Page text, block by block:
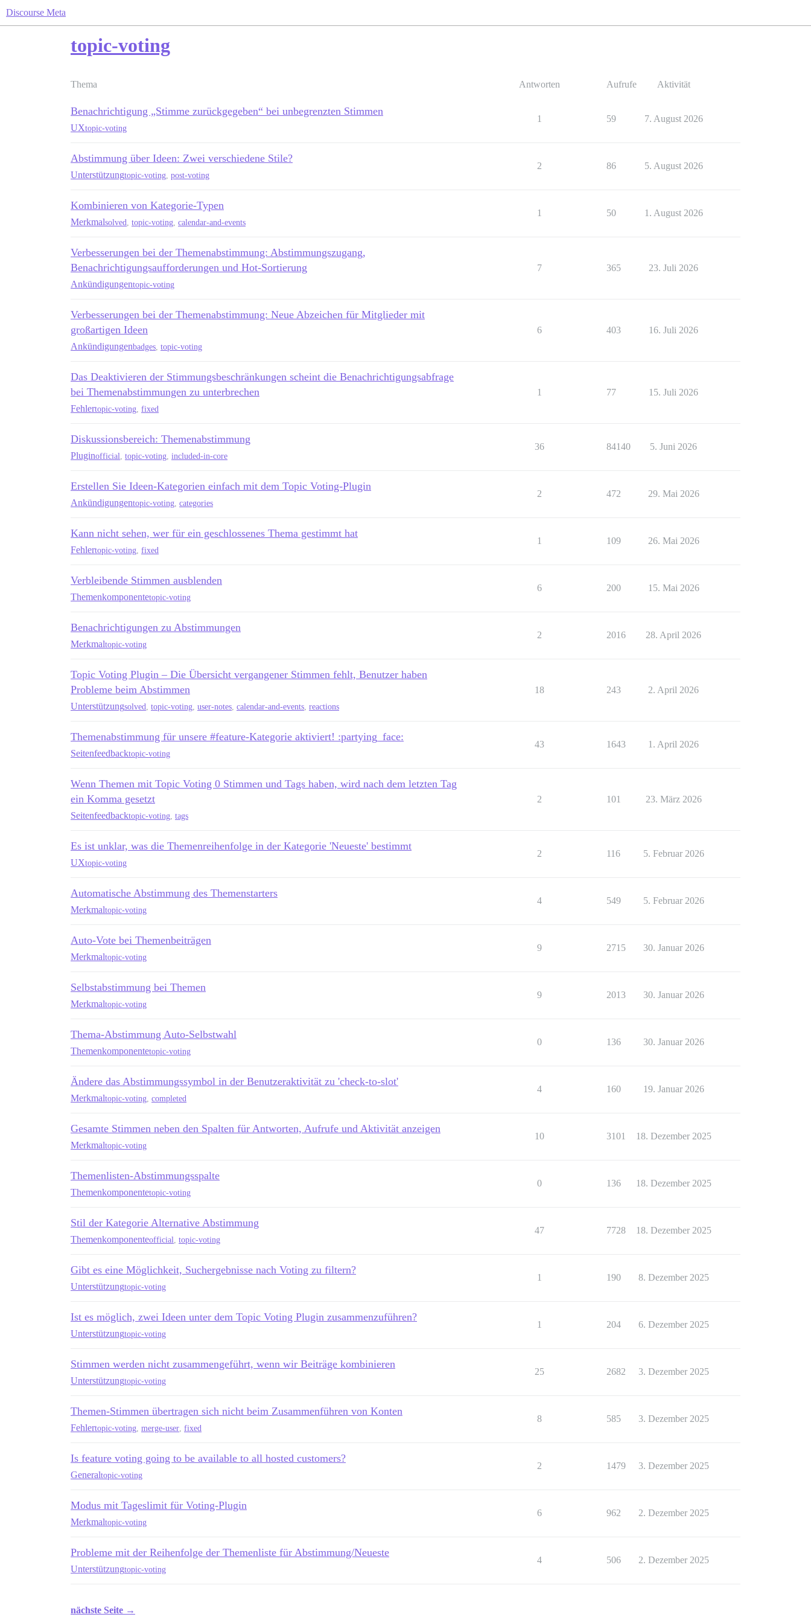
Discourse Meta
topic-voting
Thema Antworten Aufrufe Aktivität
Benachrichtigung „Stimme zurückgegeben“ bei unbegrenzten Stimmen
UXtopic-voting
1 59 7. August 2026
Abstimmung über Ideen: Zwei verschiedene Stile?
Unterstützungtopic-voting post-voting
2 86 5. August 2026
Kombinieren von Kategorie-Typen
Merkmalsolved topic-voting calendar-and-events
1 50 1. August 2026
Verbesserungen bei der Themenabstimmung: Abstimmungszugang,
Benachrichtigungsaufforderungen und Hot-Sortierung
Ankündigungentopic-voting
7 365 23. Juli 2026
Verbesserungen bei der Themenabstimmung: Neue Abzeichen für Mitglieder mit
großartigen Ideen
Ankündigungenbadges topic-voting
6 403 16. Juli 2026
Das Deaktivieren der Stimmungsbeschränkungen scheint die Benachrichtigungsabfrage
bei Themenabstimmungen zu unterbrechen
Fehlertopic-voting fixed
1 77 15. Juli 2026
Diskussionsbereich: Themenabstimmung
Pluginofficial topic-voting included-in-core
36 84140 5. Juni 2026
Erstellen Sie Ideen-Kategorien einfach mit dem Topic Voting-Plugin
Ankündigungentopic-voting categories
2 472 29. Mai 2026
Kann nicht sehen, wer für ein geschlossenes Thema gestimmt hat
Fehlertopic-voting fixed
1 109 26. Mai 2026
Verbleibende Stimmen ausblenden
Themenkomponentetopic-voting
6 200 15. Mai 2026
Benachrichtigungen zu Abstimmungen
Merkmaltopic-voting
2 2016 28. April 2026
Topic Voting Plugin – Die Übersicht vergangener Stimmen fehlt, Benutzer haben
Probleme beim Abstimmen
Unterstützungsolved topic-voting user-notes calendar-and-events reactions
18 243 2. April 2026
Themenabstimmung für unsere #feature-Kategorie aktiviert! :partying_face:
Seitenfeedbacktopic-voting
43 1643 1. April 2026
Wenn Themen mit Topic Voting 0 Stimmen und Tags haben, wird nach dem letzten Tag
ein Komma gesetzt
Seitenfeedbacktopic-voting tags
2 101 23. März 2026
Es ist unklar, was die Themenreihenfolge in der Kategorie 'Neueste' bestimmt
UXtopic-voting
2 116 5. Februar 2026
Automatische Abstimmung des Themenstarters
Merkmaltopic-voting
4 549 5. Februar 2026
Auto-Vote bei Themenbeiträgen
Merkmaltopic-voting
9 2715 30. Januar 2026
Selbstabstimmung bei Themen
Merkmaltopic-voting
9 2013 30. Januar 2026
Thema-Abstimmung Auto-Selbstwahl
Themenkomponentetopic-voting
0 136 30. Januar 2026
Ändere das Abstimmungssymbol in der Benutzeraktivität zu 'check-to-slot'
Merkmaltopic-voting completed
4 160 19. Januar 2026
Gesamte Stimmen neben den Spalten für Antworten, Aufrufe und Aktivität anzeigen
Merkmaltopic-voting
10 3101 18. Dezember 2025
Themenlisten-Abstimmungsspalte
Themenkomponentetopic-voting
0 136 18. Dezember 2025
Stil der Kategorie Alternative Abstimmung
Themenkomponenteofficial topic-voting
47 7728 18. Dezember 2025
Gibt es eine Möglichkeit, Suchergebnisse nach Voting zu filtern?
Unterstützungtopic-voting
1 190 8. Dezember 2025
Ist es möglich, zwei Ideen unter dem Topic Voting Plugin zusammenzuführen?
Unterstützungtopic-voting
1 204 6. Dezember 2025
Stimmen werden nicht zusammengeführt, wenn wir Beiträge kombinieren
Unterstützungtopic-voting
25 2682 3. Dezember 2025
Themen-Stimmen übertragen sich nicht beim Zusammenführen von Konten
Fehlertopic-voting merge-user fixed
8 585 3. Dezember 2025
Is feature voting going to be available to all hosted customers?
Generaltopic-voting
2 1479 3. Dezember 2025
Modus mit Tageslimit für Voting-Plugin
Merkmaltopic-voting
6 962 2. Dezember 2025
Probleme mit der Reihenfolge der Themenliste für Abstimmung/Neueste
Unterstützungtopic-voting
4 506 2. Dezember 2025
nächste Seite →